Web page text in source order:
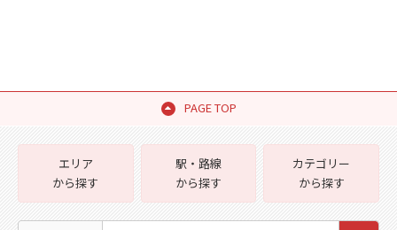
PAGE TOP
エリア
から探す
駅・路線
から探す
カテゴリー
から探す